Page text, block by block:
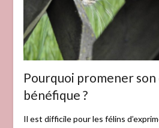
Pourquoi promener
bénéfique ?
Il est difficile pour les félins